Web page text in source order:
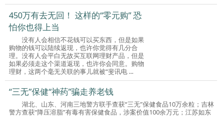
450万有去无回！ 这样的“零元购” 恐
怕你也得上当
没有人会相信不花钱可以买东西，但是如果
购物的钱可以陆续返现，也许你觉得有几分合
理。没有人会平白无故买互联网理财产品，但是
如果必须走这个渠道返现，也许你会同意。购物
理财，这两个毫无关联的事儿就被“斐讯电 ...
“三无”保健“神药”骗走养老钱
湖北、山东、河南三地警方联手查获“三无”保健食品10万余粒；吉林
警方查获“降压溶脂”有毒有害保健食品，涉案价值100余万元；江苏如东